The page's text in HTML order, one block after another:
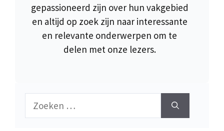
gepassioneerd zijn over hun vakgebied
en altijd op zoek zijn naar interessante
en relevante onderwerpen om te
delen met onze lezers.
Zoek